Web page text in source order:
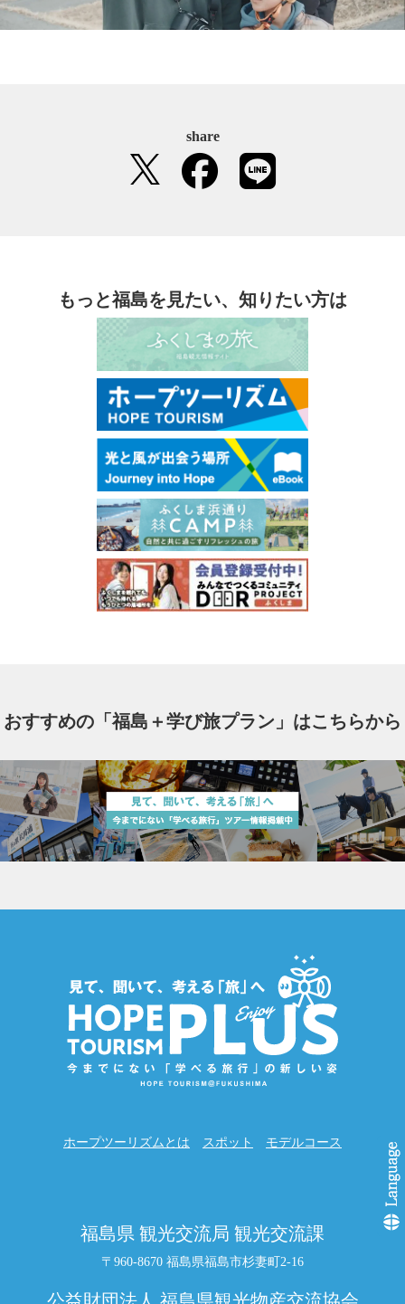
share
もっと福島を見たい、知りたい方は
おすすめの「福島＋学び旅プラン」はこちらから
ホープツーリズムとは スポット モデルコース
福島県 観光交流局 観光交流課
〒960-8670 福島県福島市杉妻町2-16
公益財団法人 福島県観光物産交流協会